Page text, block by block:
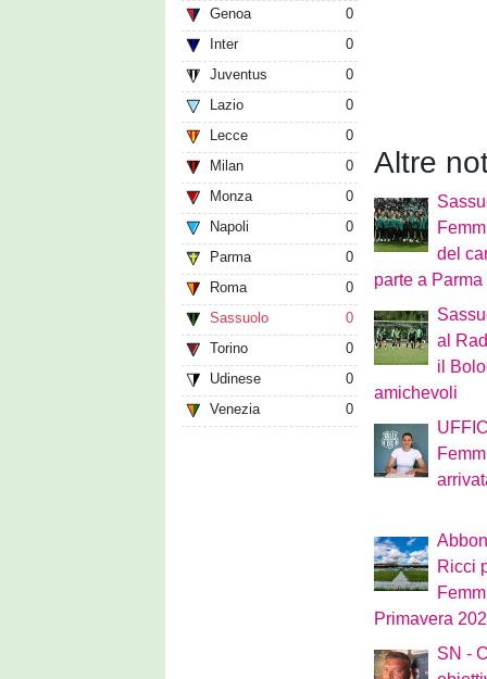
Genoa
0
Inter
0
Juventus
0
Lazio
0
Lecce
0
Milan
0
Monza
0
Napoli
0
Parma
0
Roma
0
Sassuolo
0
Torino
0
Udinese
0
Venezia
0
Altre
del
parte a Parma
al
il
amichevoli
Ricci
Primavera
SN -